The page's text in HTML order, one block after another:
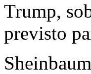
Trump,
previsto